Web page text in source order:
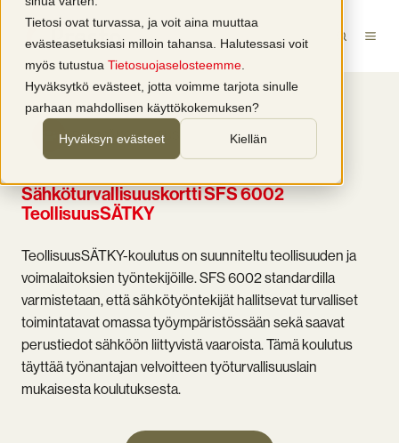
Tietosi ovat turvassa, ja voit aina muuttaa
evästeasetuksiasi milloin tahansa. Halutessasi voit
myös tutustua Tietosuojaselosteemme
Hyväksytkö evästeet, jotta voimme tarjota sinulle
parhaan mahdollisen käyttökokemuksen?
Hyväksyn evästeet Kiellän
RYHMÄKOULUTUS
Sähköturvallisuuskortti SFS 6002
TeollisuusSÄTKY
TeollisuusSÄTKY-koulutus on suunniteltu teollisuuden ja
voimalaitoksien työntekijöille. SFS 6002 standardilla
varmistetaan, että sähkötyöntekijät hallitsevat turvalliset
toimintatavat omassa työympäristössään sekä saavat
perustiedot sähköön liittyvistä vaaroista. Tämä koulutus
täyttää työnantajan velvoitteen työturvallisuuslain
mukaisesta koulutuksesta.